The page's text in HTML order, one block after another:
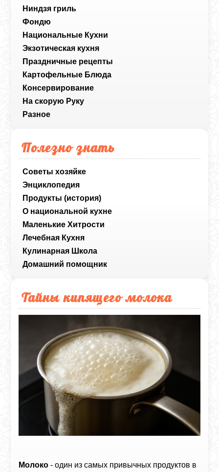
Ниндзя гриль
Фондю
Национальные Кухни
Экзотическая кухня
Праздничные рецепты
Картофельные Блюда
Консервирование
На скорую Руку
Разное
Полезно знать
Советы хозяйке
Энциклопедия
Продукты (история)
О национальной кухне
Маленькие Хитрости
Лечебная Кухня
Кулинарная Школа
Домашний помощник
Тайны кипящего молока
Молоко - один из самых привычных продуктов в